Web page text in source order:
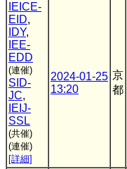
IEICE-
EID,
IDY,
IEE-
EDD
(連催)
SID-
JC,
IEIJ-
SSL
(共催)
(連催)
[詳細]
2024-01-25
13:20
京
都